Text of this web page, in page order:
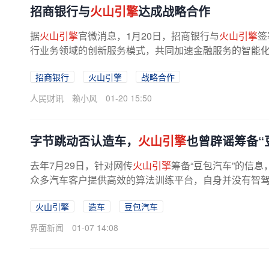
招商银行与火山引擎达成战略合作
据火山引擎官微消息，1月20日，招商银行与火山引擎
行业务领域的创新服务模式，共同加速金融服务的智能
招商银行 火山引擎
战略合作
人民财讯
赖小风 01-20 15:50
字节跳动否认造车， 火山引擎也曾辟谣筹备“
去年7月29日，针对网传火山引擎筹备“豆包汽车”的信息
众多汽车客户提供高效的算法训练平台，自身并没有智
火山引擎 造车
豆包汽车
界面新闻
01-07 14:08